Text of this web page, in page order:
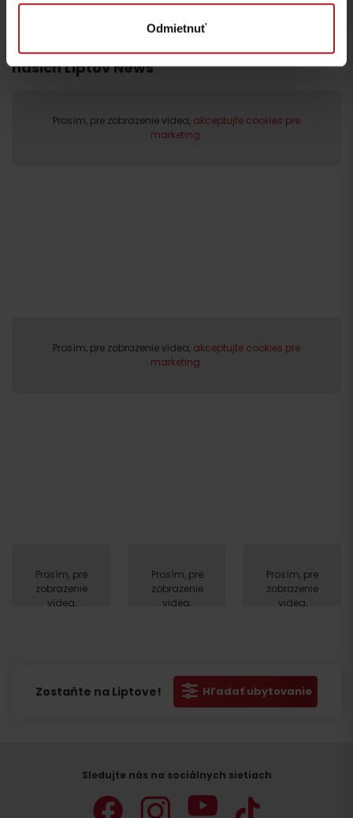
Odmietnuť
Viac informácií o Liptov region karte aj v
našich Liptov News
Prosím, pre zobrazenie videa, akceptujte cookies pre
marketing.
Prosím, pre zobrazenie videa, akceptujte cookies pre
marketing.
Prosím, pre
zobrazenie
videa,
Prosím, pre
zobrazenie
videa,
Prosím, pre
zobrazenie
videa,
Zostaňte na Liptove! Hľadať ubytovanie
Sledujte nás na sociálnych sietiach